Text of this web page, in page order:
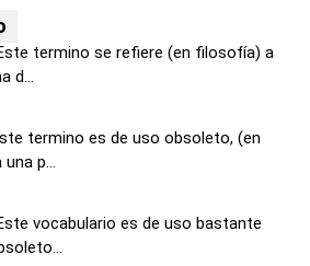
termino se refiere (en filosofía) a
d...
termino es de uso obsoleto, (en
p...
vocabulario es de uso bastante